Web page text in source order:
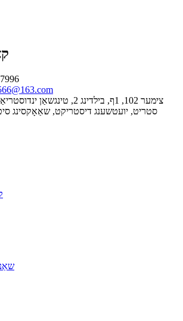
צימער 102, 1ף, בילדינג 2,
סטריט, יועטשענג דיסטריקט, שאַאָקסינג